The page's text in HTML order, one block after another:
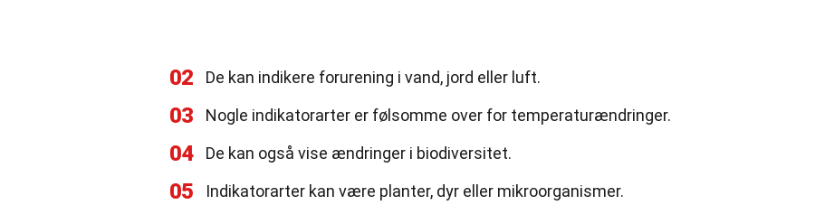
02 De kan indikere forurening i vand, jord eller luft.
03 Nogle indikatorarter er følsomme over for temperaturændringer.
04 De kan også vise ændringer i biodiversitet.
05 Indikatorarter kan være planter, dyr eller mikroorganismer.